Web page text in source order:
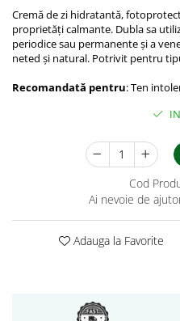
Cremă de zi hidratantă,
proprietăți calmante. Dubla sa
periodice sau permanente și a
neted și natural. Potrivit pentru
Recomandată pentru: Ten
Cod
Ai nevoie de
Adauga la Favorite